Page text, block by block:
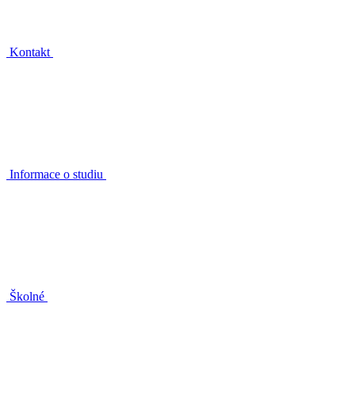
Kontakt
Informace o studiu
Školné